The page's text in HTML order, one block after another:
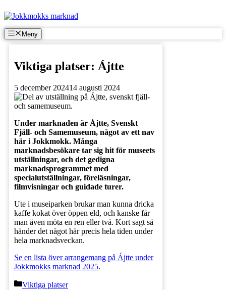
till
innehåll
Meny
Viktiga platser: Ájtte
5 december 202414 augusti 2024
Under marknaden är Ájtte, Svenskt
Fjäll- och Samemuseum, något av ett nav
här i Jokkmokk. Många
marknadsbesökare tar sig hit för museets
utställningar, och det gedigna
marknadsprogrammet med
specialutställningar, föreläsningar,
filmvisningar och guidade turer.
Ute i museiparken brukar man kunna dricka
kaffe kokat över öppen eld, och kanske får
man även möta en ren eller två. Kort sagt så
händer det något här precis hela tiden under
hela marknadsveckan.
Se en lista över arrangemang på Ájtte under
Jokkmokks marknad 2025.
Kategorier
Viktiga platser